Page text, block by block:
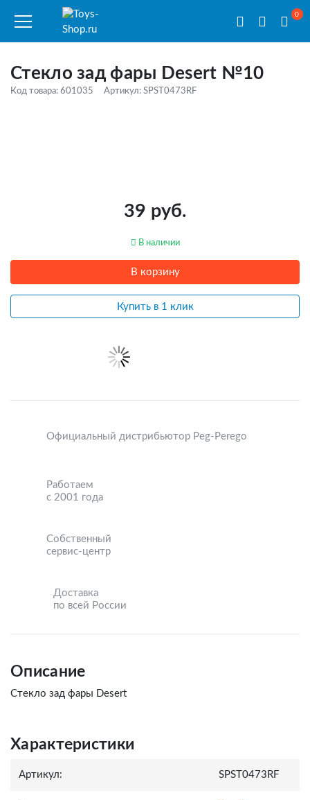
0
Стекло зад фары Desert №10
Код товара: 601035 Артикул: SPST0473RF
39 руб.
В наличии
В корзину
Купить в 1 клик
Официальный дистрибьютор Peg-Perego
Работаем
с 2001 года
Собственный
сервис-центр
Доставка
по всей России
Описание
Стекло зад фары Desert
Характеристики
Артикул: SPST0473RF